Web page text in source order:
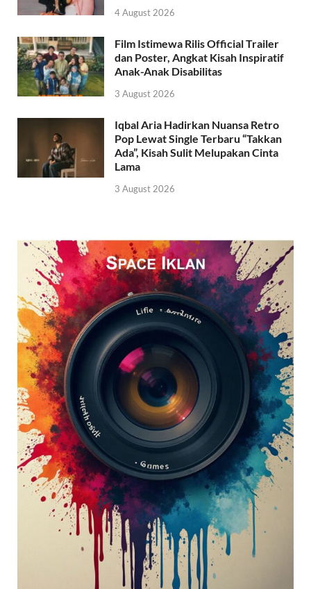
4 August 2026
Film Istimewa Rilis Official Trailer
dan Poster, Angkat Kisah Inspiratif
Anak-Anak Disabilitas
3 August 2026
Iqbal Aria Hadirkan Nuansa Retro
Pop Lewat Single Terbaru “Takkan
Ada”, Kisah Sulit Melupakan Cinta
Lama
3 August 2026